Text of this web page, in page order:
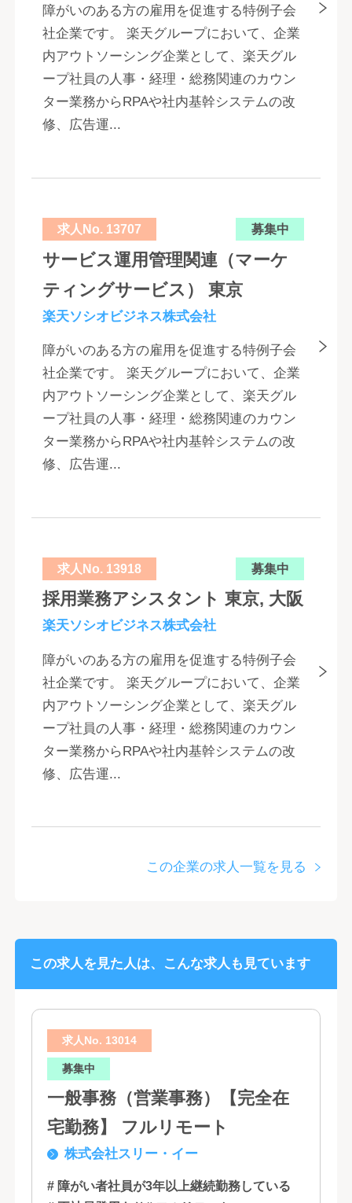
障がいのある方の雇用を促進する特例子会
社企業です。 楽天グループにおいて、企業
内アウトソーシング企業として、楽天グル
ープ社員の人事・経理・総務関連のカウン
ター業務からRPAや社内基幹システムの改
修、広告運...
求人No. 13707 募集中
サービス運用管理関連（マーケ
ティングサービス） 東京
楽天ソシオビジネス株式会社
障がいのある方の雇用を促進する特例子会
社企業です。 楽天グループにおいて、企業
内アウトソーシング企業として、楽天グル
ープ社員の人事・経理・総務関連のカウン
ター業務からRPAや社内基幹システムの改
修、広告運...
求人No. 13918 募集中
採用業務アシスタント 東京, 大阪
楽天ソシオビジネス株式会社
障がいのある方の雇用を促進する特例子会
社企業です。 楽天グループにおいて、企業
内アウトソーシング企業として、楽天グル
ープ社員の人事・経理・総務関連のカウン
ター業務からRPAや社内基幹システムの改
修、広告運...
この企業の求人一覧を見る
この求人を見た人は、こんな求人も見ています
求人No. 13014
募集中
一般事務（営業事務）【完全在
宅勤務】 フルリモート
株式会社スリー・イー
# 障がい者社員が3年以上継続勤務している